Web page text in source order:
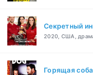
Секретный
2020, США,
Горящая